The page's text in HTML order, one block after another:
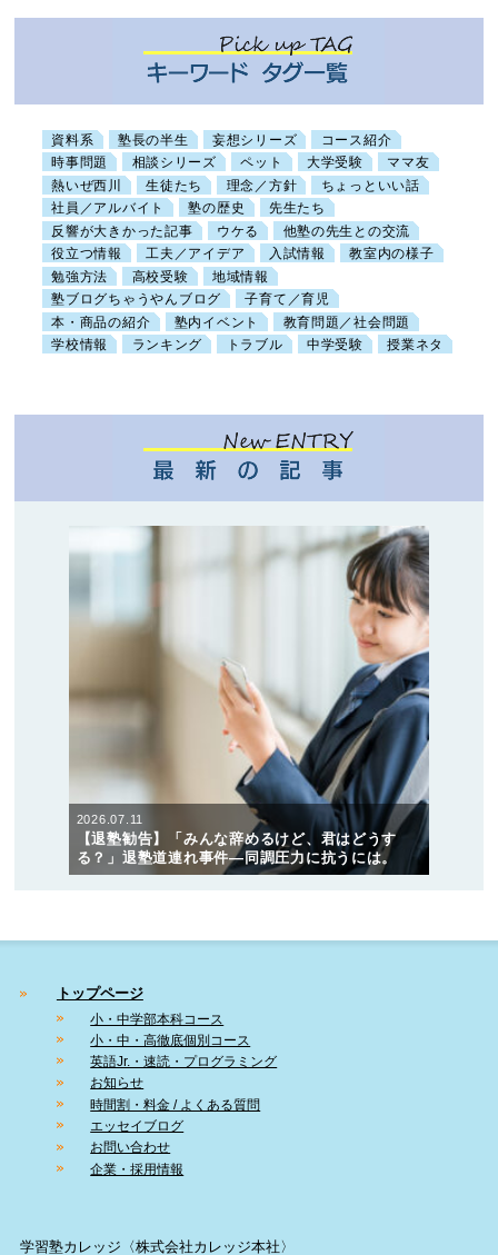
資料系 塾長の半生 妄想シリーズ
コース紹介
時事問題
相談シリーズ ペット 大学受験
ママ友
熱いぜ西川
生徒たち 理念／方針
ちょっといい話
社員／アルバイト
塾の歴史
先生たち
反響が大きかった記事
ウケる
他塾の先生との交流
役立つ情報
工夫／アイデア 入試情報
教室内の様子
勉強方法
高校受験
地域情報
塾ブログちゃうやんブログ
子育て／育児
本・商品の紹介
塾内イベント
教育問題／社会問題
学校情報
ランキング トラブル 中学受験 授業ネタ
2026.07.11
【退塾勧告】「みんな辞めるけど、君はどうす
る？」退塾道連れ事件―同調圧力に抗うには。
トップページ
小・中学部本科コース
小・中・高徹底個別コース
英語Jr.・速読・プログラミング
お知らせ
時間割・料金 / よくある質問
エッセイブログ
お問い合わせ
企業・採用情報
学習塾カレッジ〈株式会社カレッジ本社〉